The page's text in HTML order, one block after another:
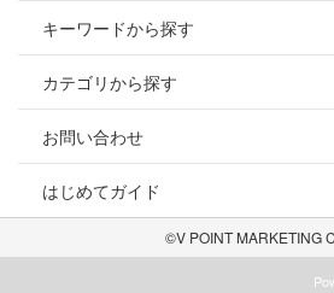
キーワードから探す
カテゴリから探す
お問い合わせ
はじめてガイド
©V POINT MARKETING